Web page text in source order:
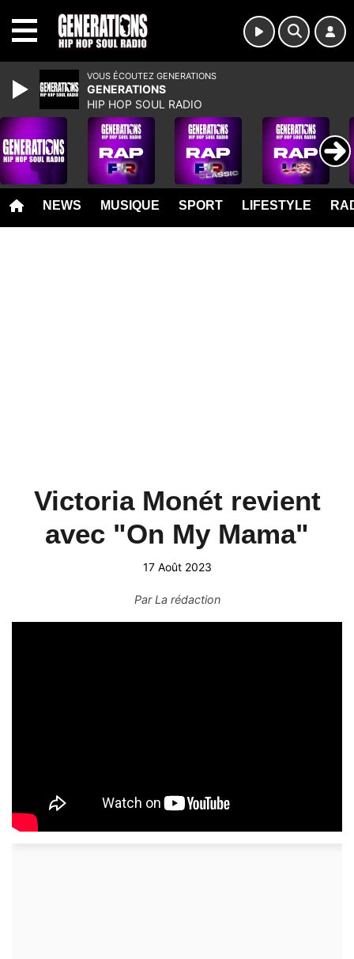
NEWS MUSIQUE SPORT LIFESTYLE
Victoria Monét revient
avec "On My Mama"
17 Août 2023
ParLa rédaction
VOUS ÉCOUTEZ GENERATIONS
GENERATIONS
HIP HOP SOUL RADIO